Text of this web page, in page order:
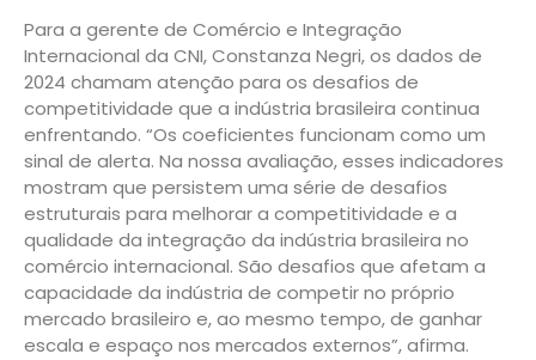
Para a gerente de Comércio e Integração
Internacional da CNI, Constanza Negri, os dados de
2024 chamam atenção para os desafios de
competitividade que a indústria brasileira continua
enfrentando. “Os coeficientes funcionam como um
sinal de alerta. Na nossa avaliação, esses indicadores
mostram que persistem uma série de desafios
estruturais para melhorar a competitividade e a
qualidade da integração da indústria brasileira no
comércio internacional. São desafios que afetam a
capacidade da indústria de competir no próprio
mercado brasileiro e, ao mesmo tempo, de ganhar
escala e espaço nos mercados externos”, afirma.